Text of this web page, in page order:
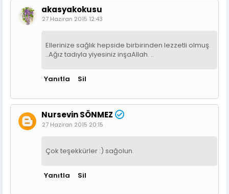
akasyakokusu
27 Haziran 2015 12:43
Ellerinize sağlık hepside birbirinden lezzetli olmuş.
..Ağız tadıyla yiyesiniz inşaAllah. ..
Yanıtla Sil
Nursevin SÖNMEZ
27 Haziran 2015 20:15
Çok teşekkürler :) sağolun.
Yanıtla Sil